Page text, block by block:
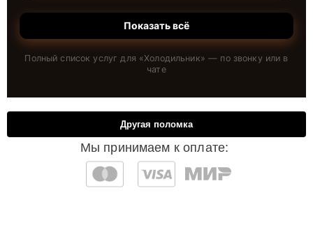
Показать всё
Полный список услуг для «Холодильник» — по звонку или в
чате
Мы принимаем к оплате:
Другая поломка